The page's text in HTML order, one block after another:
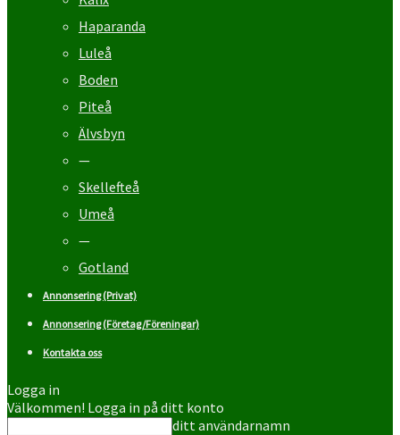
Haparanda
Luleå
Boden
Piteå
Älvsbyn
—
Skellefteå
Umeå
—
Gotland
Annonsering (Privat)
Annonsering (Företag/Föreningar)
Kontakta oss
Logga in
Välkommen! Logga in på ditt konto
ditt användarnamn